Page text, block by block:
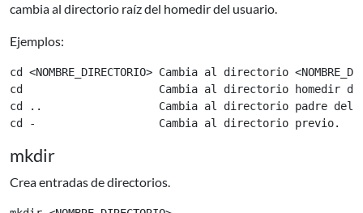
cambia al directorio raíz del homedir del usuario.
Ejemplos:
cd <NOMBRE_DIRECTORIO> Cambia al directorio
cd                     Cambia al directorio homedir
cd ..                  Cambia al directorio padre del
mkdir
Crea entradas de directorios.